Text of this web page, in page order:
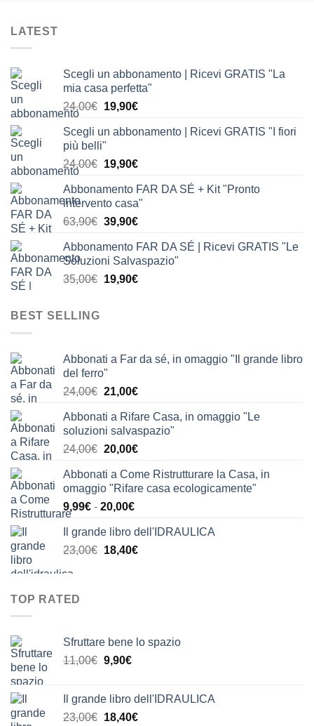
LATEST
Scegli un abbonamento | Ricevi GRATIS "La
mia casa perfetta"
24,00€ Il
originale
24,00€.
19,90€Il
attuale
19,90€.
Scegli un abbonamento | Ricevi GRATIS "I fiori
più belli"
24,00€ Il
originale
era:
24,00€.
19,90€Il
attuale
è:
19,90€.
Abbonamento FAR DA SÉ + Kit "Pronto
intervento casa"
63,90€ Il
originale
era:
63,90€.
39,90€Il
attuale
è:
39,90€.
Abbonamento FAR DA SÉ | Ricevi GRATIS "Le
Soluzioni Salvaspazio"
35,00€ Il
19,90€Il
BEST SELLING
Abbonati a Far da sé, in omaggio "Il grande libro
del ferro"
24,00€ Il
originale
era:
24,00€.
21,00€Il
attuale
è:
21,00€.
Abbonati a Rifare Casa, in omaggio "Le
soluzioni salvaspazio"
24,00€ Il
originale
era:
24,00€.
20,00€Il
attuale
è:
Abbonati a Come Ristrutturare la Casa, in
omaggio "Rifare casa ecologicamente"
9,99€ - 20,00€Fascia
prezzo:
da
Il grande libro dell'IDRAULICA
23,00€ Il
18,40€Il
TOP RATED
Sfruttare bene lo spazio
11,00€ Il
era:
11,00€.
9,90€Il
è:
9,90€.
Il grande libro dell'IDRAULICA
23,00€ Il
18,40€Il